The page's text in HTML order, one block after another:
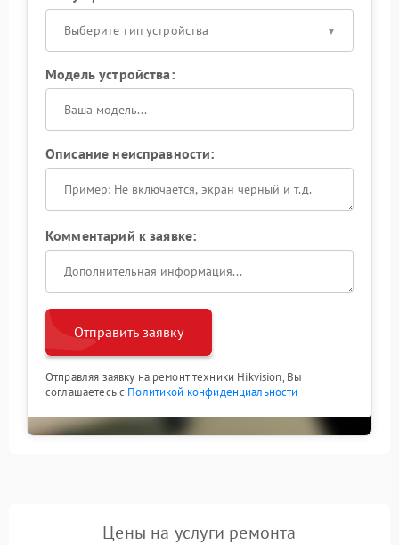
Выберите тип устройства
Модель устройства:
Описание неисправности:
Комментарий к заявке:
Отправить заявку
Отправляя заявку на ремонт техники Hikvision, Вы
соглашаетесь с Политикой конфиденциальности
Цены на услуги ремонта